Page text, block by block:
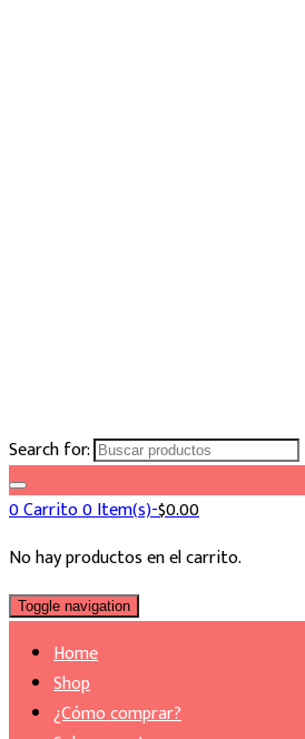
Search for:
0Carrito0 Item(s)-$0.00
No hay productos en el carrito.
Toggle navigation
Home
Shop
¿Cómo comprar?